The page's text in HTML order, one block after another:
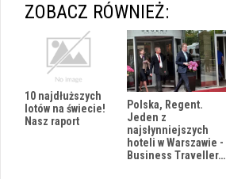
ZOBACZ RÓWNIEŻ:
10 najdłuższych
lotów na świecie!
Nasz raport
Polska, Regent.
Jeden z
najsłynniejszych
hoteli w Warszawie -
Business Traveller…